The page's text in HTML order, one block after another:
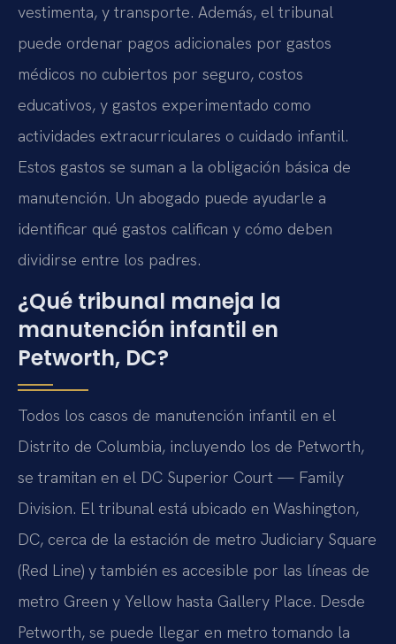
vestimenta, y transporte. Además, el tribunal
puede ordenar pagos adicionales por gastos
médicos no cubiertos por seguro, costos
educativos, y gastos experimentado como
actividades extracurriculares o cuidado infantil.
Estos gastos se suman a la obligación básica de
manutención. Un abogado puede ayudarle a
identificar qué gastos califican y cómo deben
dividirse entre los padres.
¿Qué tribunal maneja la
manutención infantil en
Petworth, DC?
Todos los casos de manutención infantil en el
Distrito de Columbia, incluyendo los de Petworth,
se tramitan en el DC Superior Court — Family
Division. El tribunal está ubicado en Washington,
DC, cerca de la estación de metro Judiciary Square
(Red Line) y también es accesible por las líneas de
metro Green y Yellow hasta Gallery Place. Desde
Petworth, se puede llegar en metro tomando la